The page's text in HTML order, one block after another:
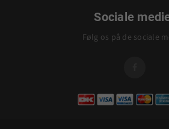
Sociale
Følg os på de sociale